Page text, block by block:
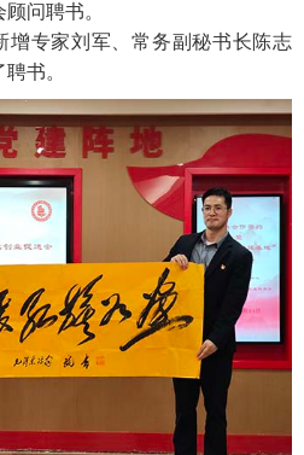
问聘书。
增专家刘军、常务副秘书长陈志
书。